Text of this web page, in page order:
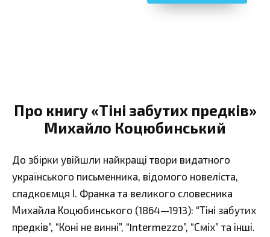
Про книгу «Тіні забутих предків»
Михайло Коцюбинський
До збірки увійшли найкращі твори видатного
українського письменника, відомого новеліста,
спадкоємця І. Франка та великого словесника
Михайла Коцюбинського (1864—1913): “Тіні забутих
предків”, “Коні не винні”, “Intermezzo”, “Сміх” та інші.